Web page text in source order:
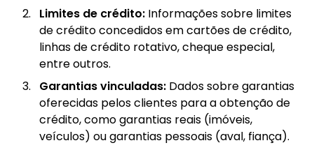
Limites de crédito: Informações sobre limites
de crédito concedidos em cartões de crédito,
linhas de crédito rotativo, cheque especial,
entre outros.
Garantias vinculadas: Dados sobre garantias
oferecidas pelos clientes para a obtenção de
crédito, como garantias reais (imóveis,
veículos) ou garantias pessoais (aval, fiança).